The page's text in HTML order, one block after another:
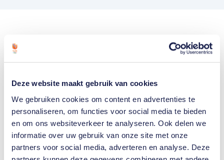
Deze website maakt gebruik van cookies
We gebruiken cookies om content en advertenties te
personaliseren, om functies voor social media te bieden
en om ons websiteverkeer te analyseren. Ook delen we
informatie over uw gebruik van onze site met onze
partners voor social media, adverteren en analyse. Deze
Welke Nederlanders hebben er
ooit meegedaan aan de
Olympische Spelen?